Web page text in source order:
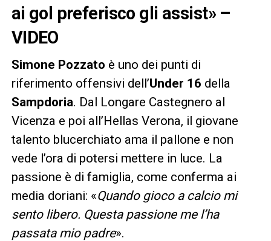
ai gol preferisco gli assist» –
VIDEO
Simone Pozzato è uno dei punti di
riferimento offensivi dell’Under 16 della
Sampdoria. Dal Longare Castegnero al
Vicenza e poi all’Hellas Verona, il giovane
talento blucerchiato ama il pallone e non
vede l’ora di potersi mettere in luce. La
passione è di famiglia, come conferma ai
media doriani: «Quando gioco a calcio mi
sento libero. Questa passione me l’ha
passata mio padre».